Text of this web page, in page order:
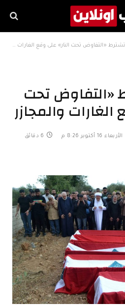
«التفاوض تحت النار» على وقع الغارات والمجازر
«التفاوض تحت
والمجازر
الأربعاء 16 أكتوبر 8:26 م 6 دقائق